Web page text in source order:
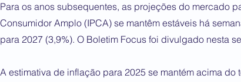
Para os anos subsequentes, as projeções do mercado
Consumidor Amplo (IPCA) se mantêm estáveis há
para 2027 (3,9%). O Boletim Focus foi divulgado nesta
A estimativa de inflação para 2025 se mantém acima